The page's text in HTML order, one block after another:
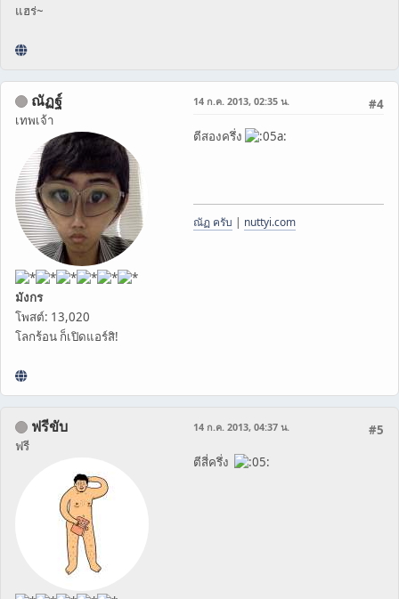
แฮร่~
ณัฏฐ์
เทพเจ้า
มังกร
โพสต์: 13,020
โลกร้อน ก็เปิดแอร์สิ!
#4
14 ก.ค. 2013, 02:35 น.
ตีสองครึ่ง
ณัฏ ครับ | nuttyi.com
ฟรีขับ
ฟรี
#5
14 ก.ค. 2013, 04:37 น.
ตีสี่ครึ่ง